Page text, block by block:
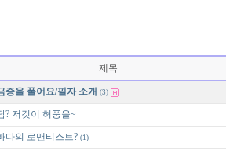
제목
증을 풀어요/필자 소개 (3)
? 저것이 허풍을~
다의 로맨티스트? (1)